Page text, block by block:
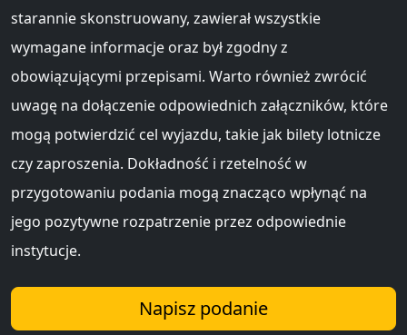
starannie skonstruowany, zawierał wszystkie
wymagane informacje oraz był zgodny z
obowiązującymi przepisami. Warto również zwrócić
uwagę na dołączenie odpowiednich załączników, które
mogą potwierdzić cel wyjazdu, takie jak bilety lotnicze
czy zaproszenia. Dokładność i rzetelność w
przygotowaniu podania mogą znacząco wpłynąć na
jego pozytywne rozpatrzenie przez odpowiednie
instytucje.
Napisz podanie